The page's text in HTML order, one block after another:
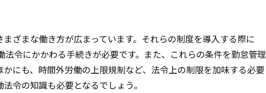
ざまな働き方が広まっています。それらの制度を導入する際に
令にかかわる手続きが必要です。また、これらの条件を勤怠管理
にも、時間外労働の上限規制など、法令上の制限を加味する必要
令の知識も必要となるでしょう。